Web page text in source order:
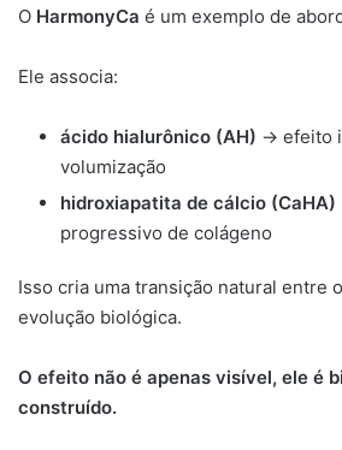
O HarmonyCa é um exemplo de
Ele associa:
ácido hialurônico (AH) → efeito
volumização
hidroxiapatita de cálcio (CaHA)
progressivo de colágeno
Isso cria uma transição natural entre
evolução biológica.
O efeito não é apenas visível, ele é
construído.